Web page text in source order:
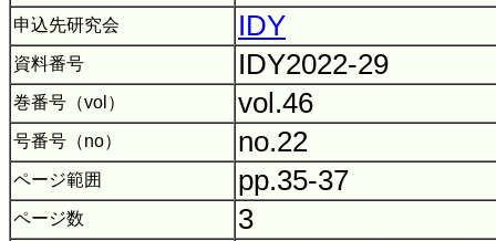
申込先研究会 IDY
資料番号 IDY2022-29
巻番号（vol） vol.46
号番号（no） no.22
ページ範囲 pp.35-37
ページ数 3